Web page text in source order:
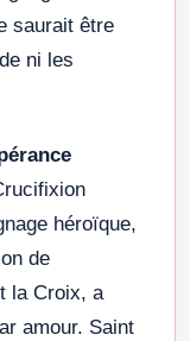
saurait être
ni les
héroïque,
de
la Croix, a
amour. Saint